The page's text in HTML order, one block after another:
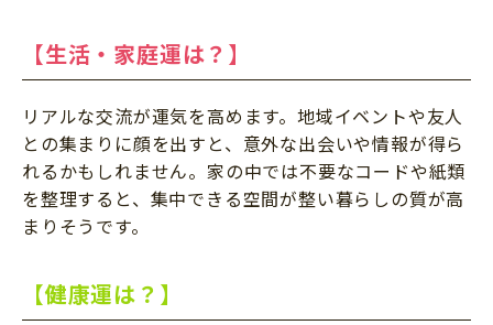
【生活・家庭運は？】
リアルな交流が運気を高めます。地域イベントや友人
との集まりに顔を出すと、意外な出会いや情報が得ら
れるかもしれません。家の中では不要なコードや紙類
を整理すると、集中できる空間が整い暮らしの質が高
まりそうです。
【健康運は？】